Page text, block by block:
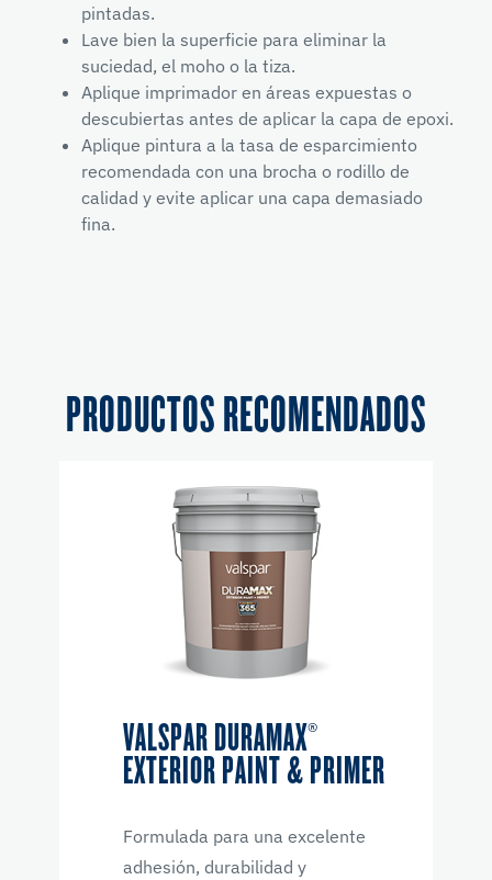
pintadas.
Lave bien la superficie para eliminar la
suciedad, el moho o la tiza.
Aplique imprimador en áreas expuestas o
descubiertas antes de aplicar la capa de epoxi.
Aplique pintura a la tasa de esparcimiento
recomendada con una brocha o rodillo de
calidad y evite aplicar una capa demasiado
fina.
PRODUCTOS RECOMENDADOS
VALSPAR DURAMAX®
EXTERIOR PAINT & PRIMER
Formulada para una excelente
adhesión, durabilidad y